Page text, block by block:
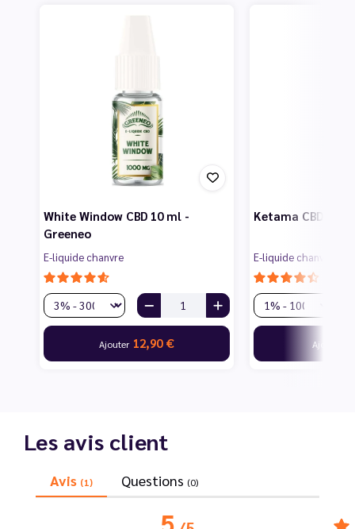
White Window CBD 10 ml -
Greeneo
E-liquide chanvre
Ajouter 12,90 €
Ketama CBD 10
E-liquide chanvre
Ajouter
Les avis client
Avis (1) Questions (0)